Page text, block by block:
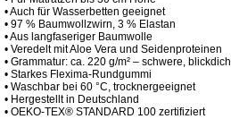
• Auch für Wasserbetten geeignet
• 97 % Baumwollzwirn, 3 % Elastan
• Aus langfaseriger Baumwolle
• Veredelt mit Aloe Vera und Seidenproteinen
• Grammatur: ca. 220 g/m² – schwere,
• Starkes Flexima-Rundgummi
• Waschbar bei 60 °C, trocknergeeignet
• Hergestellt in Deutschland
• OEKO-TEX® STANDARD 100 zertifiziert